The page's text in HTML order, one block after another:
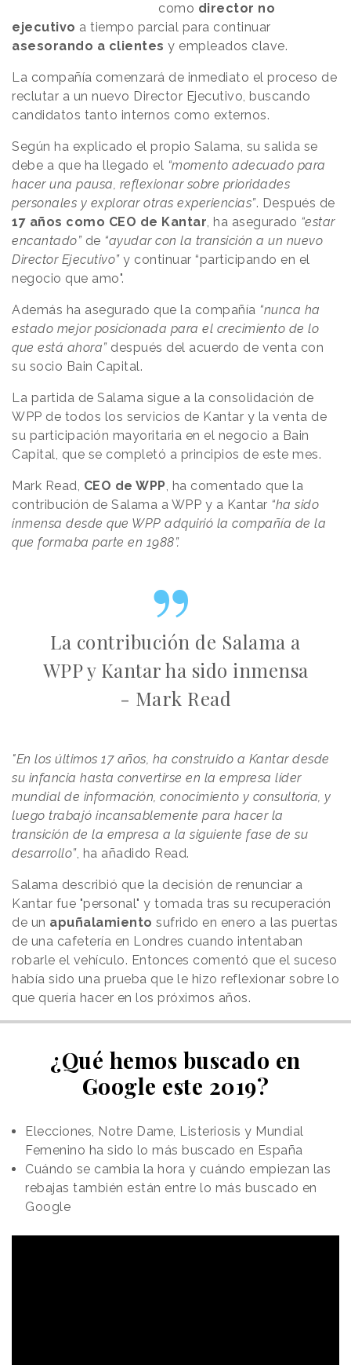
como director no
ejecutivo a tiempo parcial para continuar
asesorando a clientes y empleados clave.
La compañía comenzará de inmediato el proceso de
reclutar a un nuevo Director Ejecutivo, buscando
candidatos tanto internos como externos.
Según ha explicado el propio Salama, su salida se
debe a que ha llegado el “momento adecuado para
hacer una pausa, reflexionar sobre prioridades
personales y explorar otras experiencias”. Después de
17 años como CEO de Kantar, ha asegurado “estar
encantado” de “ayudar con la transición a un nuevo
Director Ejecutivo” y continuar “participando en el
negocio que amo".
Además ha asegurado que la compañía “nunca ha
estado mejor posicionada para el crecimiento de lo
que está ahora” después del acuerdo de venta con
su socio Bain Capital.
La partida de Salama sigue a la consolidación de
WPP de todos los servicios de Kantar y la venta de
su participación mayoritaria en el negocio a Bain
Capital, que se completó a principios de este mes.
Mark Read, CEO de WPP, ha comentado que la
contribución de Salama a WPP y a Kantar “ha sido
inmensa desde que WPP adquirió la compañía de la
que formaba parte en 1988”.
La contribución de Salama a
WPP y Kantar ha sido inmensa
- Mark Read
"En los últimos 17 años, ha construido a Kantar desde
su infancia hasta convertirse en la empresa líder
mundial de información, conocimiento y consultoría, y
luego trabajó incansablemente para hacer la
transición de la empresa a la siguiente fase de su
desarrollo”, ha añadido Read.
Salama describió que la decisión de renunciar a
Kantar fue "personal" y tomada tras su recuperación
de un apuñalamiento sufrido en enero a las puertas
de una cafetería en Londres cuando intentaban
robarle el vehículo. Entonces comentó que el suceso
había sido una prueba que le hizo reflexionar sobre lo
que quería hacer en los próximos años.
¿Qué hemos buscado en
Google este 2019?
Elecciones, Notre Dame, Listeriosis y Mundial
Femenino ha sido lo más buscado en España
Cuándo se cambia la hora y cuándo empiezan las
rebajas también están entre lo más buscado en
Google